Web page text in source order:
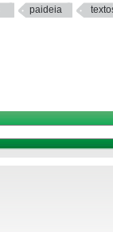
paideia